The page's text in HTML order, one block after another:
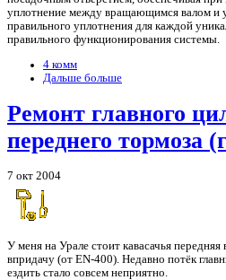
уплотнение между вращающимся валом
правильного уплотнения для каждой
правильного функционирования системы.
4 комм
Дальше больше
Ремонт главного
переднего тормоза
7 окт 2004
У меня на Урале стоит кавасачья
впридачу (от EN-400). Недавно потёк
ездить стало совсем неприятно.